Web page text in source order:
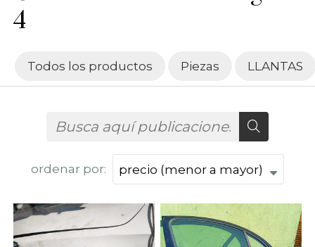
4
Todos los productos Piezas LLANTAS
ordenar por: